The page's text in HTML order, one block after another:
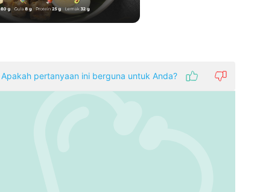
Apakah pertanyaan ini berguna untuk Anda?